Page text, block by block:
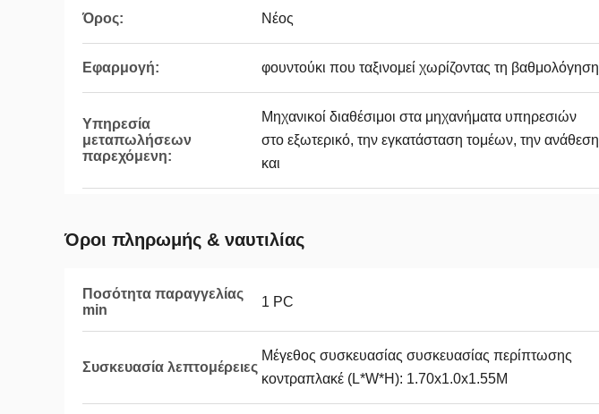
Όρος: Νέος
Εφαρμογή: φουντούκι που ταξινομεί χωρίζοντας τη βαθμολόγηση
Υπηρεσία
μεταπωλήσεων
παρεχόμενη:
Μηχανικοί διαθέσιμοι στα μηχανήματα υπηρεσιών
στο εξωτερικό, την εγκατάσταση τομέων, την ανάθεση
και
Όροι πληρωμής & ναυτιλίας
Ποσότητα παραγγελίας
min
1 PC
Συσκευασία λεπτομέρειες
Μέγεθος συσκευασίας συσκευασίας περίπτωσης
κοντραπλακέ (L*W*H): 1.70x1.0x1.55M